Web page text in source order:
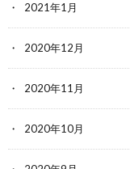
2021年1月
2020年12月
2020年11月
2020年10月